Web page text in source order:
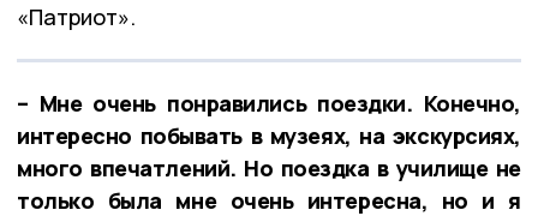
«Патриот».
– Мне очень понравились поездки. Конечно,
интересно побывать в музеях, на экскурсиях,
много впечатлений. Но поездка в училище не
только была мне очень интересна, но и я